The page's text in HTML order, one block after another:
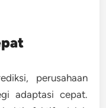
perusahaan
adaptasi cepat.